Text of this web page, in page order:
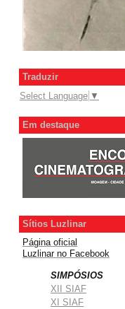
Traduzir
Select Language ▼
Em destaque
Sítios Luzlinar
Página oficial
Luzlinarno Facebook
SIMPÓSIOS
XII SIAF
XI SIAF